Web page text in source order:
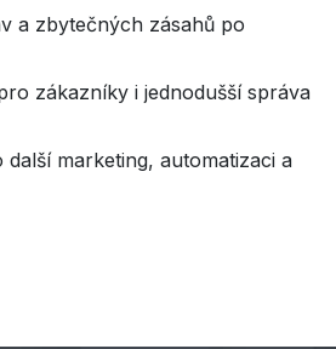
a zbytečných zásahů po
zákazníky i jednodušší správa
marketing, automatizaci a